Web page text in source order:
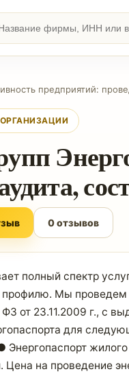
предприятий:
0 отзывов
полный спектр
Мы проведем
от 23.11.2009 г., с
для
Энергопаспорт
на проведение